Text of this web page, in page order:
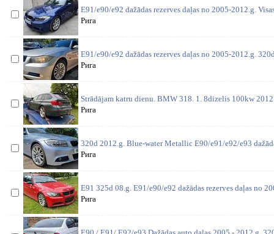
E91/e90/e92 dažādas rezerves daļas no 2005-2012.g.
Рига
E91/e90/e92 dažādas rezerves daļas no 2005-2012.g.
Рига
Strādājam katru dienu. BMW 318. 1. 8dizelis 100kw
Рига
320d 2012.g. Blue-water Metallic E90/e91/e92/e93
Рига
E91 325d 08.g. E91/e90/e92 dažādas rezerves daļas no
Рига